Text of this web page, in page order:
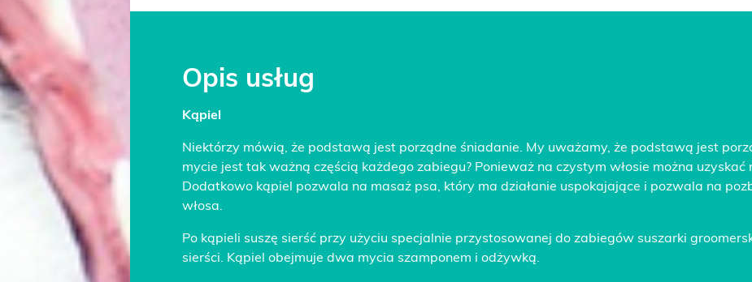
Opis usług
Kąpiel
Niektórzy mówią, że podstawą jest porządne śniadanie. My uważamy, że podstawą jest
mycie jest tak ważną częścią każdego zabiegu? Ponieważ na czystym włosie można
Dodatkowo kąpiel pozwala na masaż psa, który ma działanie uspokajające i pozwala na
włosa.
Po kąpieli suszę sierść przy użyciu specjalnie przystosowanej do zabiegów suszarki
sierści. Kąpiel obejmuje dwa mycia szamponem i odżywką.